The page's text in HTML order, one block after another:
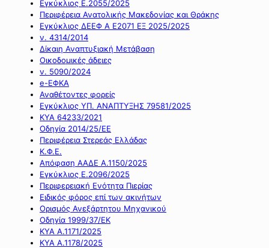
Εγκύκλιος Ε.2055/2025
Περιφέρεια Ανατολικής Μακεδονίας και Θράκης
Εγκύκλιος ΔΕΕΦ Α Ε2071 ΕΞ 2025/2025
ν. 4314/2014
Δίκαιη Αναπτυξιακή Μετάβαση
Οικοδομικές άδειες
ν. 5090/2024
e-ΕΦΚΑ
Αναθέτοντες φορείς
Εγκύκλιος ΥΠ. ΑΝΑΠΤΥΞΗΣ 79581/2025
ΚΥΑ 64233/2021
Οδηγία 2014/25/ΕΕ
Περιφέρεια Στερεάς Ελλάδας
Κ.Φ.Ε.
Απόφαση ΑΑΔΕ Α.1150/2025
Εγκύκλιος Ε.2096/2025
Περιφερειακή Ενότητα Πιερίας
Ειδικός φόρος επί των ακινήτων
Ορισμός Ανεξάρτητου Μηχανικού
Οδηγία 1999/37/ΕΚ
ΚΥΑ Α.1171/2025
ΚΥΑ Α.1178/2025